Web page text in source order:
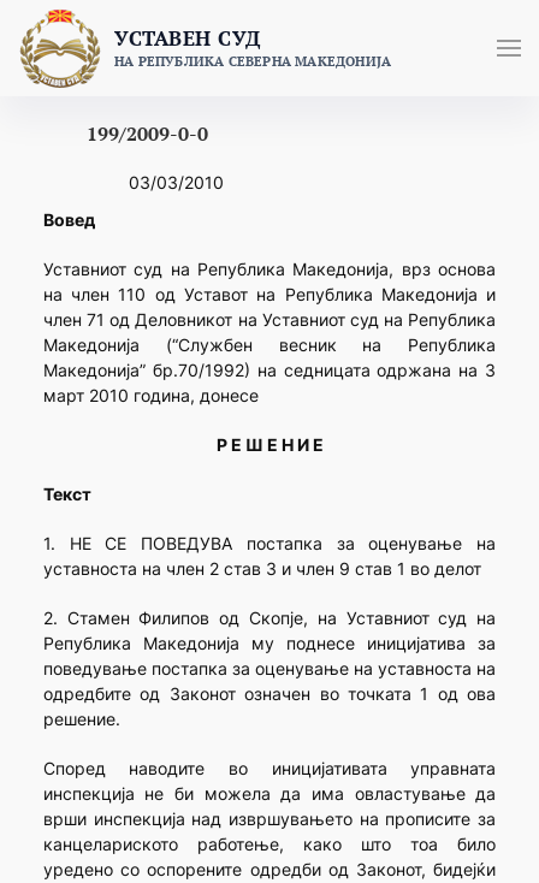
content
УСТАВЕН СУД
НА РЕПУБЛИКА СЕВЕРНА МАКЕДОНИЈА
199/2009-0-0
03/03/2010
Вовед
Уставниот суд на Република Македонија, врз основа
на член 110 од Уставот на Република Македонија и
член 71 од Деловникот на Уставниот суд на Република
Македонија (“Службен весник на Република
Македонија” бр.70/1992) на седницата одржана на 3
март 2010 година, донесе
Р Е Ш Е Н И Е
Текст
1. НЕ СЕ ПОВЕДУВА постапка за оценување на
уставноста на член 2 став 3 и член 9 став 1 во делот
2. Стамен Филипов од Скопје, на Уставниот суд на
Република Македонија му поднесе иницијатива за
поведување постапка за оценување на уставноста на
одредбите од Законот означен во точката 1 од ова
решение.
Според наводите во иницијативата управната
инспекција не би можела да има овластување да
врши инспекција над извршувањето на прописите за
канцелариското работење, како што тоа било
уредено со оспорените одредби од Законот, бидејќи